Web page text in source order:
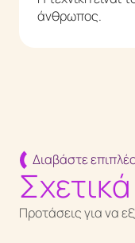
άνθρωπος.
Διαβάστε
Προτάσεις για να